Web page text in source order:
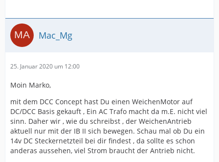
Mac_Mg
25. Januar 2020 um 12:00
Moin Marko,
mit dem DCC Concept hast Du einen WeichenMotor auf
DC/DCC Basis gekauft , Ein AC Trafo macht da m.E. nicht viel
sinn. Daher wir , wie du schreibst , der WeichenAntrieb
aktuell nur mit der IB II sich bewegen. Schau mal ob Du ein
14v DC Steckernetzteil bei dir findest , da sollte es schon
anderas aussehen, viel Strom braucht der Antrieb nicht.